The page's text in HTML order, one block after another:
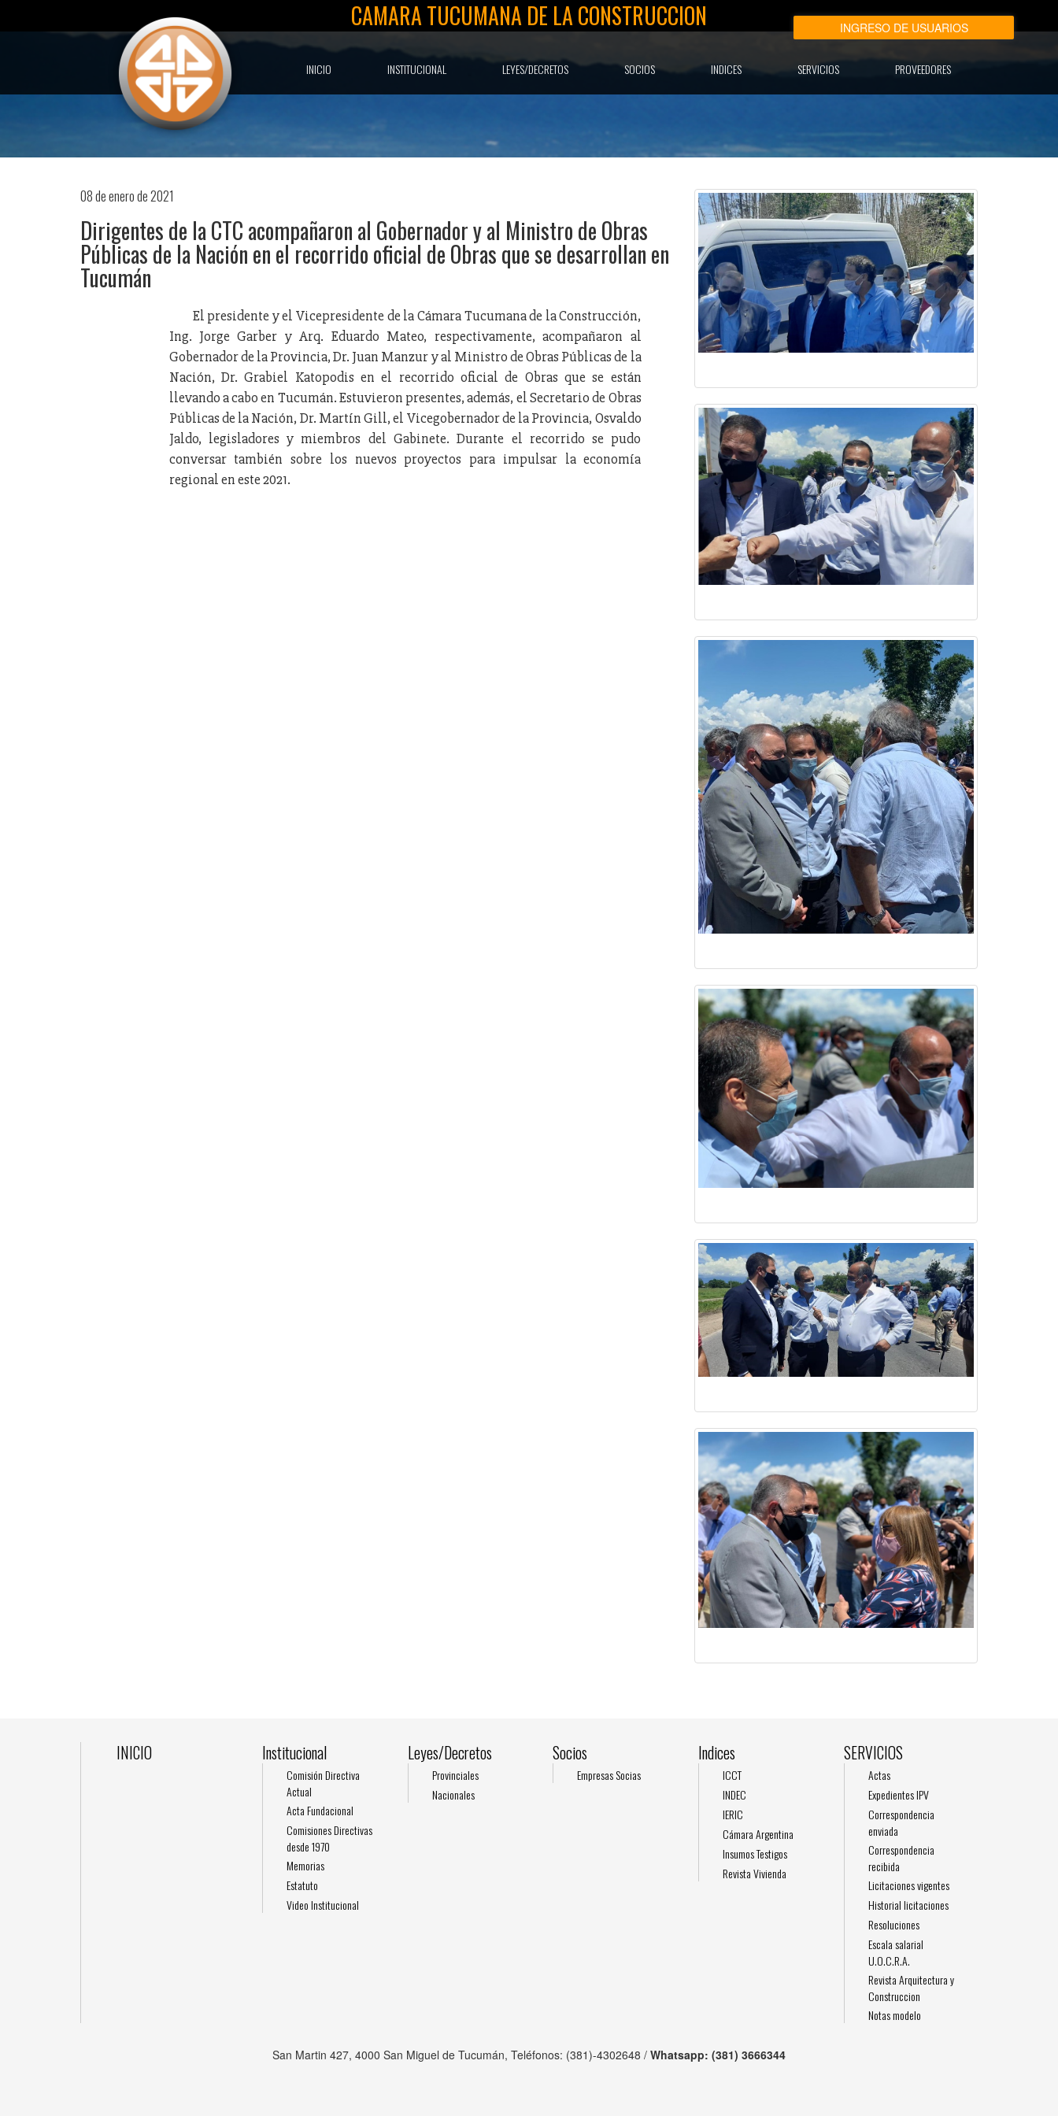
CAMARA TUCUMANA DE LA CONSTRUCCION
INICIO INSTITUCIONAL LEYES/DECRETOS SOCIOS INDICES SERVICIOS PROVEEDORES
INGRESO DE USUARIOS
08 de enero de 2021
Dirigentes de la CTC acompañaron al Gobernador y al Ministro de Obras
Públicas de la Nación en el recorrido oficial de Obras que se desarrollan en
Tucumán
El presidente y el Vicepresidente de la Cámara Tucumana de la Construcción,
Ing. Jorge Garber y Arq. Eduardo Mateo, respectivamente, acompañaron al
Gobernador de la Provincia, Dr. Juan Manzur y al Ministro de Obras Públicas de la
Nación, Dr. Grabiel Katopodis en el recorrido oficial de Obras que se están
llevando a cabo en Tucumán. Estuvieron presentes, además, el Secretario de Obras
Públicas de la Nación, Dr. Martín Gill, el Vicegobernador de la Provincia, Osvaldo
Jaldo, legisladores y miembros del Gabinete. Durante el recorrido se pudo
conversar también sobre los nuevos proyectos para impulsar la economía
regional en este 2021.
INICIO Institucional
Comisión Directiva
Actual
Acta Fundacional
Comisiones Directivas
desde 1970
Memorias
Estatuto
Video Institucional
Leyes/Decretos
Provinciales
Nacionales
Socios
Empresas Socias
Indices
ICCT
INDEC
IERIC
Cámara Argentina
Insumos Testigos
Revista Vivienda
SERVICIOS
Actas
Expedientes IPV
Correspondencia
enviada
Correspondencia
recibida
Licitaciones vigentes
Historial licitaciones
Resoluciones
Escala salarial
U.O.C.R.A.
Revista Arquitectura y
Construccion
Notas modelo
San Martin 427, 4000 San Miguel de Tucumán, Teléfonos: (381)-4302648 / Whatsapp: (381) 3666344